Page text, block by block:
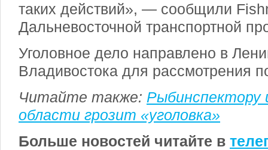
таких действий», — сообщили
Дальневосточной транспортной
Уголовное дело направлено в
Владивостока для рассмотрения
Читайте также: Рыбинспектору
области грозит «уголовка»
Больше новостей читайте в